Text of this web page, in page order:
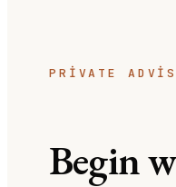
PRIVATE
Begin